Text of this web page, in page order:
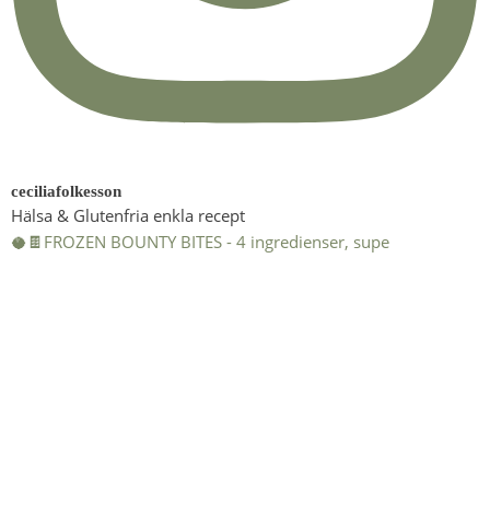
ceciliafolkesson
Hälsa & Glutenfria enkla recept
🥥🍫FROZEN BOUNTY BITES - 4 ingredienser, supe